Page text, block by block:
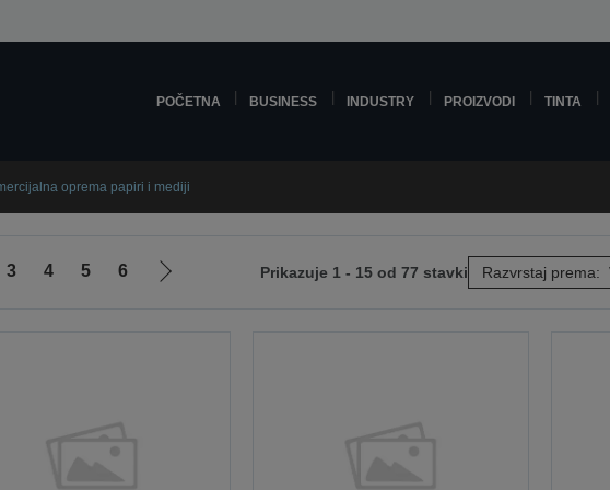
POČETNA BUSINESS INDUSTRY PROIZVODI TINTA
oprema papiri i mediji
3 4 5 6
Idi
Prikazuje 1 - 15 od 77 stavki Razvrstaj prema: